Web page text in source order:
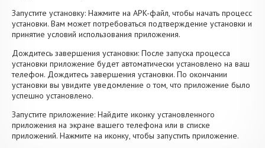
Запустите установку: Нажмите на APK-файл, чтобы начать процесс
установки. Вам может потребоваться подтверждение установки и
принятие условий использования приложения.
Дождитесь завершения установки: После запуска процесса
установки приложение будет автоматически установлено на ваш
телефон. Дождитесь завершения установки. По окончании
установки вы увидите уведомление о том, что приложение было
успешно установлено.
Запустите приложение: Найдите иконку установленного
приложения на экране вашего телефона или в списке
приложений. Нажмите на иконку, чтобы запустить приложение.